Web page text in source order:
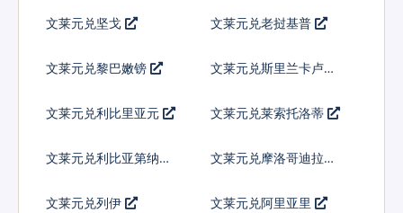
文莱元兑坚戈 文莱元兑老挝基普
文莱元兑黎巴嫩镑 文莱元兑斯里兰卡卢比
文莱元兑利比里亚元 文莱元兑莱索托洛蒂
文莱元兑利比亚第纳尔 文莱元兑摩洛哥迪拉姆
文莱元兑列伊 文莱元兑阿里亚里